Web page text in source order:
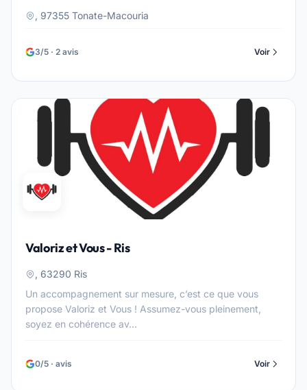
, 97355 Tonate-Macouria
3/5 · 2 avis Voir
Valoriz et Vous - Ris
, 63290 Ris
Un accompagnement sur mesure, c’est ce que vous
propose Valoriz et Vous ! Assumez-vous pleinement,
soyez en cohérence av...
0/5 · avis Voir